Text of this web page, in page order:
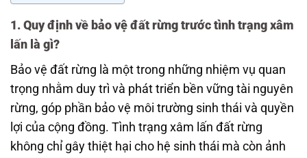
1. Quy định về bảo vệ đất rừng trước tình trạng xâm
lấn là gì?
Bảo vệ đất rừng là một trong những nhiệm vụ quan
trọng nhằm duy trì và phát triển bền vững tài nguyên
rừng, góp phần bảo vệ môi trường sinh thái và quyền
lợi của cộng đồng. Tình trạng xâm lấn đất rừng
không chỉ gây thiệt hại cho hệ sinh thái mà còn ảnh